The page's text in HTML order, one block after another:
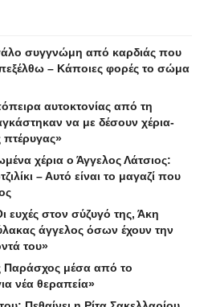
συγγνώμη από καρδιάς που
– Κάποιες φορές το σώμα
αυτοκτονίας από τη
να με δέσουν χέρια-
πτέρυγας»
χέρια ο Άγγελος Λάτσιος:
– Αυτό είναι το μαγαζί που
στον σύζυγό της, Άκη
άγγελος όσων έχουν την
του»
Παράσχος μέσα από το
νέα θεραπεία»